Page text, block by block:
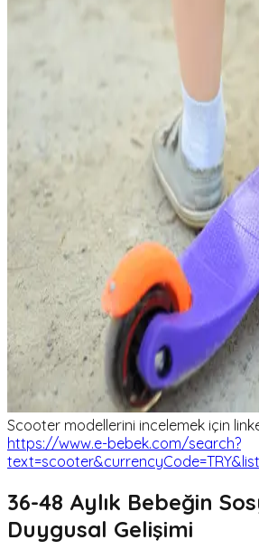
Scooter modellerini incelemek için linke
https://www.e-bebek.com/search?
36-48 Aylık Bebeğin
Duygusal Gelişimi